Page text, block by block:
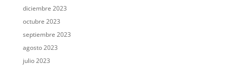
diciembre 2023
octubre 2023
septiembre 2023
agosto 2023
julio 2023